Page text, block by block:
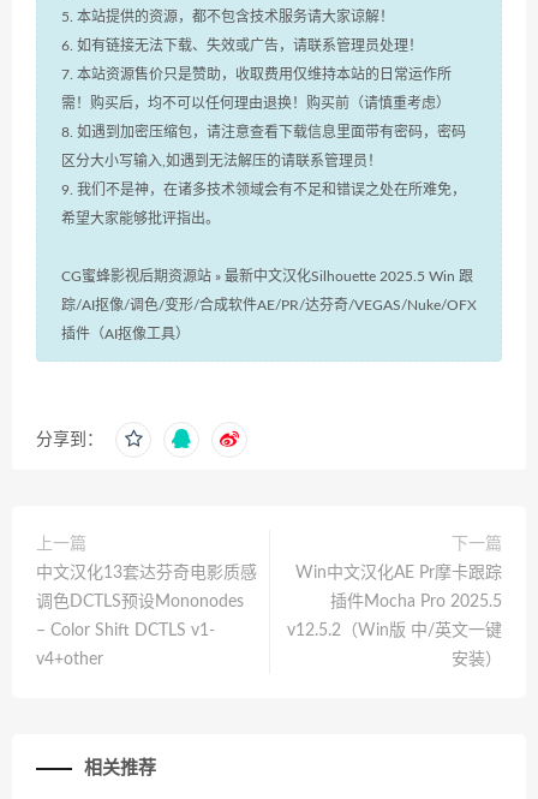
5. 本站提供的资源，都不包含技术服务请大家谅解！
6. 如有链接无法下载、失效或广告，请联系管理员处理！
7. 本站资源售价只是赞助，收取费用仅维持本站的日常运作所
需！购买后，均不可以任何理由退换！购买前（请慎重考虑）
8. 如遇到加密压缩包，请注意查看下载信息里面带有密码，密码
区分大小写输入,如遇到无法解压的请联系管理员！
9. 我们不是神，在诸多技术领域会有不足和错误之处在所难免，
希望大家能够批评指出。
CG蜜蜂影视后期资源站 » 最新中文汉化Silhouette 2025.5 Win 跟
踪/AI抠像/调色/变形/合成软件AE/PR/达芬奇/VEGAS/Nuke/OFX
插件（AI抠像工具）
分享到：
上一篇
中文汉化13套达芬奇电影质感
调色DCTLS预设Mononodes
– Color Shift DCTLS v1-
v4+other
下一篇
Win中文汉化AE Pr摩卡跟踪
插件Mocha Pro 2025.5
v12.5.2（Win版 中/英文一键
安装）
相关推荐